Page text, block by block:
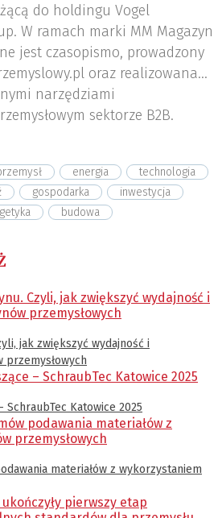
do holdingu Vogel
W ramach marki MM Magazyn
jest czasopismo, prowadzony
oraz realizowana
narzędziami
sektorze B2B.
energia
technologia
gospodarka
inwestycja
budowa
jak zwiększyć wydajność i
przemysłowych
Katowice 2025
materiałów z wykorzystaniem